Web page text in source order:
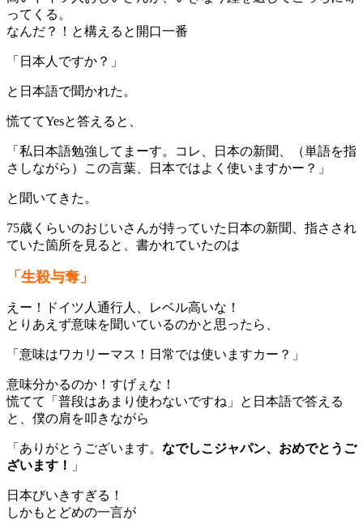
ってくる。
なんだ？！と構えると開口一番
「日本人ですか？」
と日本語で聞かれた。
慌ててYesと答えると、
「私日本語勉強してまーす。コレ、日本の新聞、（単語を指
さしながら）この言葉、日本ではよく使いますかー？」
と聞いてきた。
75歳くらいのおじいさんが持っていた日本の新聞、指さされ
ていた箇所を見ると、書かれていたのは
「生殺与奪」
えー！ドイツ人通行人、レベル高いな！
とりあえず意味を聞いているのかと思ったら、
「意味はワカリーマス！日常では使いますカー？」
意味分かるのか！すげぇな！
慌てて「普段はあまり使わないですね」と日本語で答える
と、僕の肩を叩きながら
「ありがとうございます。 なでしこジャパン、おめでとうご
ざいます！
」
日本びいきすぎる！
しかもとどめの一言が